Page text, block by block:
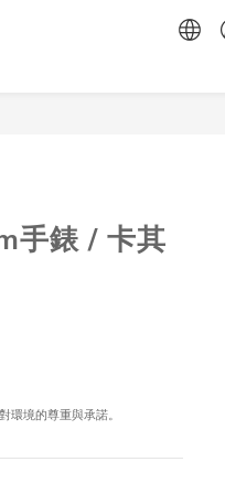
手錶 / 卡其
環境的尊重與承諾。